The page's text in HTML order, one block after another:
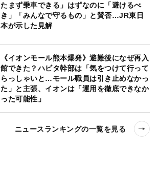
たまず乗車できる」はずなのに「避けるべ
き」「みんなで守るもの」と賛否…JR東日
本が示した見解
《イオンモール熊本爆発》避難後になぜ再入
館できた？ハビタ幹部は「気をつけて行って
らっしゃいと…モール職員は引き止めなかっ
た」と主張、イオンは「運用を徹底できなか
った可能性」
ニュースランキングの一覧を見る